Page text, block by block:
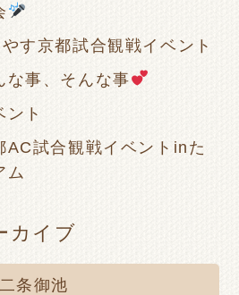
す京都試合観戦イベント
な事、そんな事
ント
AC試合観戦イベントinた
ム
カイブ
条御池